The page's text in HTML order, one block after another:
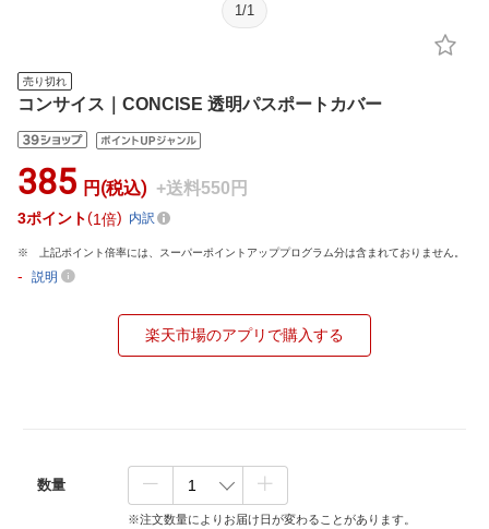
1 /1
売り切れ
コンサイス｜CONCISE 透明パスポートカバー
385 円(税込) +送料550円
3ポイント 1倍 内訳
上記ポイント倍率には、スーパーポイントアッププログラム分は含まれておりません。
- 説明
楽天市場のアプリで購入する
数量
※注文数量によりお届け日が変わることがあります。